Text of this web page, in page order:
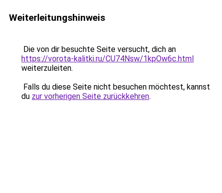
Weiterleitungshinweis
Die von dir besuchte Seite versucht, dich an
https://vorota-kalitki.ru/CU74Nsw/1kpOw6c.html
weiterzuleiten.
Falls du diese Seite nicht besuchen möchtest, kannst
du zur vorherigen Seite zurückkehren.